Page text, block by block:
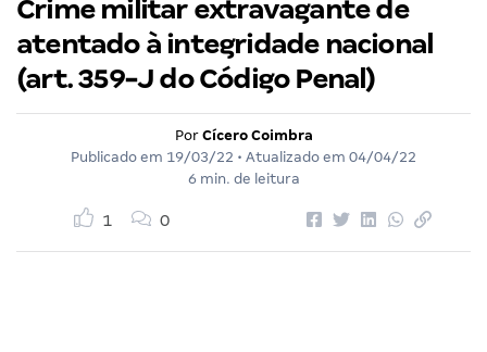
Crime militar extravagante de
atentado à integridade nacional
(art. 359-J do Código Penal)
Por Cícero Coimbra
Publicado em 19/03/22 • Atualizado em 04/04/22
6 min. de leitura
1 0